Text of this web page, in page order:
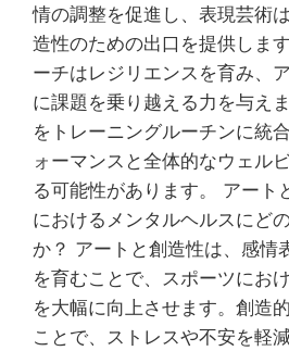
情の調整を促進し、表現芸術
造性のための出口を提供しま
ーチはレジリエンスを育み、
に課題を乗り越える力を与え
をトレーニングルーチンに統
ォーマンスと全体的なウェル
る可能性があります。 アート
におけるメンタルヘルスにど
か？ アートと創造性は、感情
を育むことで、スポーツにお
を大幅に向上させます。創造
ことで、ストレスや不安を軽